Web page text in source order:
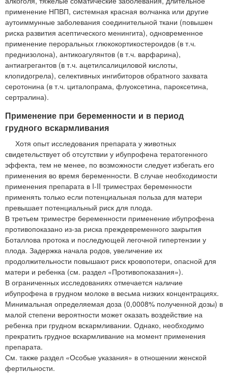
применение НПВП, системная красная волчанка или другие
аутоиммунные заболевания соединительной ткани (повышен
риска развития асептического менингита), одновременное
применение пероральных глюкокортикостероидов (в т.ч.
преднизолона), антикоагулянтов (в т.ч. варфарина),
антиагрегантов (в т.ч. ацетилсалициловой кислоты,
клопидогрела), селективных ингибиторов обратного захвата
серотонина (в т.ч. циталопрама, флуоксетина, пароксетина,
сертралина).
Применение при беременности и в период
грудного вскармливания
Хотя опыт исследования препарата у животных
свидетельствует об отсутствии у ибупрофена тератогенного
эффекта, тем не менее, по возможности следует избегать его
применения во время беременности. В случае необходимости
применения препарата в I-II триместрах беременности
применять только если потенциальная польза для матери
превышает потенциальный риск для плода.
В третьем триместре беременности применение ибупрофена
противопоказано из-за риска преждевременного закрытия
Боталлова протока и последующей легочной гипертензии у
плода. Задержка начала родов, увеличение их
продолжительности повышают риск кровопотери, опасной для
матери и ребенка (см. раздел «Противопоказания»).
В ограниченных исследованиях отмечается наличие
ибупрофена в грудном молоке в весьма низких концентрациях.
Минимальная определяемая доза (0,0008% полученной дозы) в
малой степени вероятности может оказать воздействие на
ребенка при грудном вскармливании. Однако, необходимо
прекратить грудное вскармливание на момент применения
препарата.
См. также раздел «Особые указания» в отношении женской
фертильности.